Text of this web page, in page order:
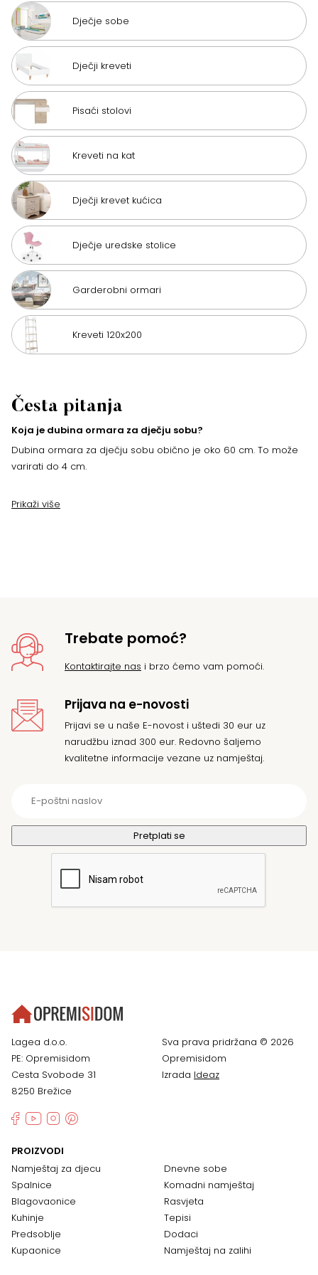
Dječje sobe
Dječji kreveti
Pisaći stolovi
Kreveti na kat
Dječji krevet kućica
Dječje uredske stolice
Garderobni ormari
Kreveti 120x200
Česta pitanja
Koja je dubina ormara za dječju sobu?
Dubina ormara za dječju sobu obično je oko 60 cm. To može
varirati do 4 cm.
Prikaži više
Trebate pomoć?
Kontaktirajte nas i brzo ćemo vam pomoći.
Prijava na e-novosti
Prijavi se u naše E-novost i uštedi 30 eur uz
narudžbu iznad 300 eur. Redovno šaljemo
kvalitetne informacije vezane uz namještaj.
Lagea d.o.o.
PE: Opremisidom
Cesta Svobode 31
8250 Brežice
Sva prava pridržana © 2026
Opremisidom
Izrada Ideaz
PROIZVODI
Namještaj za djecu
Spalnice
Blagovaonice
Kuhinje
Predsoblje
Kupaonice
Dnevne sobe
Komadni namještaj
Rasvjeta
Tepisi
Dodaci
Namještaj na zalihi